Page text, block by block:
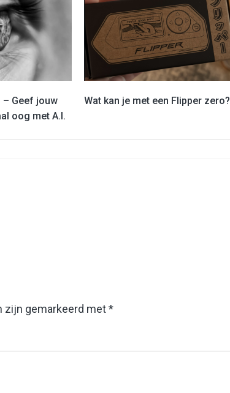
– Geef jouw
oog met A.I.
Wat kan je met een Flipper zero?
zijn gemarkeerd met*